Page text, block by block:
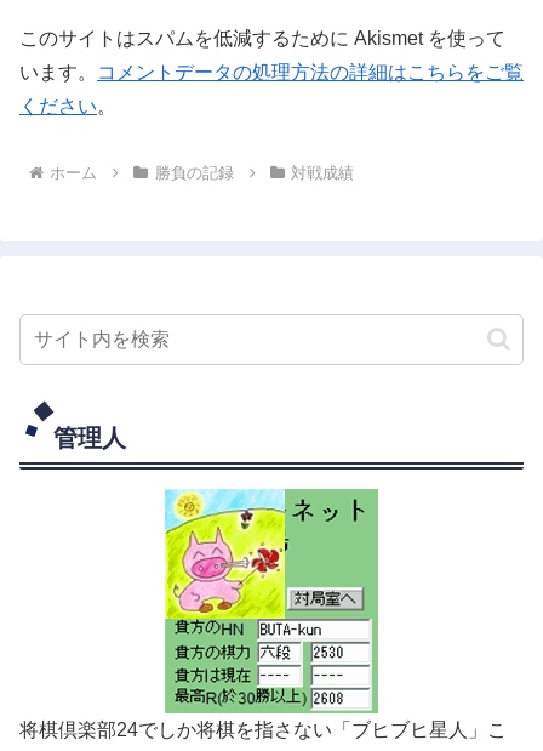
このサイトはスパムを低減するために Akismet を使って
います。
コメントデータの処理方法の詳細はこちらをご覧
ください。
ホーム 勝負の記録 対戦成績
管理人
将棋倶楽部24でしか将棋を指さない「ブヒブヒ星人」こ